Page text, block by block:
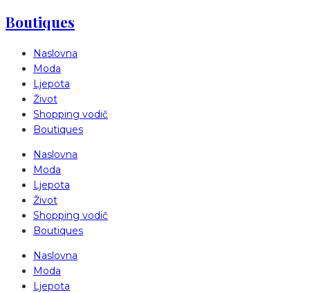
Boutiques
Naslovna
Moda
Ljepota
Život
Shopping vodič
Boutiques
Naslovna
Moda
Ljepota
Život
Shopping vodič
Boutiques
Naslovna
Moda
Ljepota